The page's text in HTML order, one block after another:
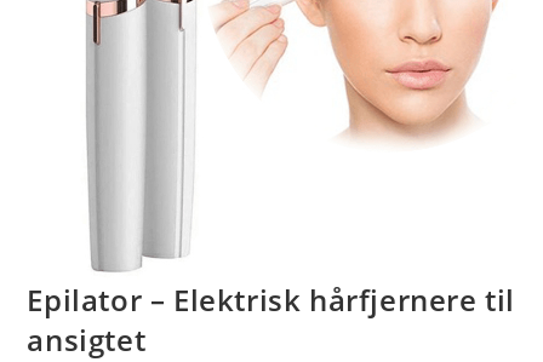
Epilator – Elektrisk hårfjernere til
ansigtet